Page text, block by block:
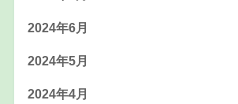
2024年6月
2024年5月
2024年4月